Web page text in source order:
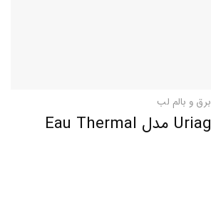
برق و بالم لب